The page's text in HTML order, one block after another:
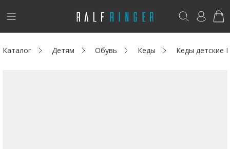
!
Новинки
Возникли вопросы? - club@ralf.ru
Каталог Детям Обувь Кеды Кеды детские